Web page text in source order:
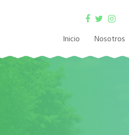
Inicio Nosotros